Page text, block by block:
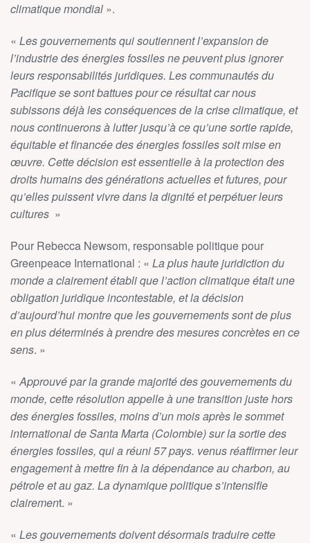
climatique mondial ».
« Les gouvernements qui soutiennent l’expansion de
l’industrie des énergies fossiles ne peuvent plus ignorer
leurs responsabilités juridiques. Les communautés du
Pacifique se sont battues pour ce résultat car nous
subissons déjà les conséquences de la crise climatique, et
nous continuerons à lutter jusqu’à ce qu’une sortie rapide,
équitable et financée des énergies fossiles soit mise en
œuvre. Cette décision est essentielle à la protection des
droits humains des générations actuelles et futures, pour
qu’elles puissent vivre dans la dignité et perpétuer leurs
cultures »
Pour Rebecca Newsom, responsable politique pour
Greenpeace International : « La plus haute juridiction du
monde a clairement établi que l’action climatique était une
obligation juridique incontestable, et la décision
d’aujourd’hui montre que les gouvernements sont de plus
en plus déterminés à prendre des mesures concrètes en ce
sens. »
«Approuvé par la grande majorité des gouvernements du
monde, cette résolution appelle à une transition juste hors
des énergies fossiles, moins d’un mois après le sommet
international de Santa Marta (Colombie) sur la sortie des
énergies fossiles, qui a réuni 57 pays. venus réaffirmer leur
engagement à mettre fin à la dépendance au charbon, au
pétrole et au gaz. La dynamique politique s’intensifie
clairement. »
« Les gouvernements doivent désormais traduire cette